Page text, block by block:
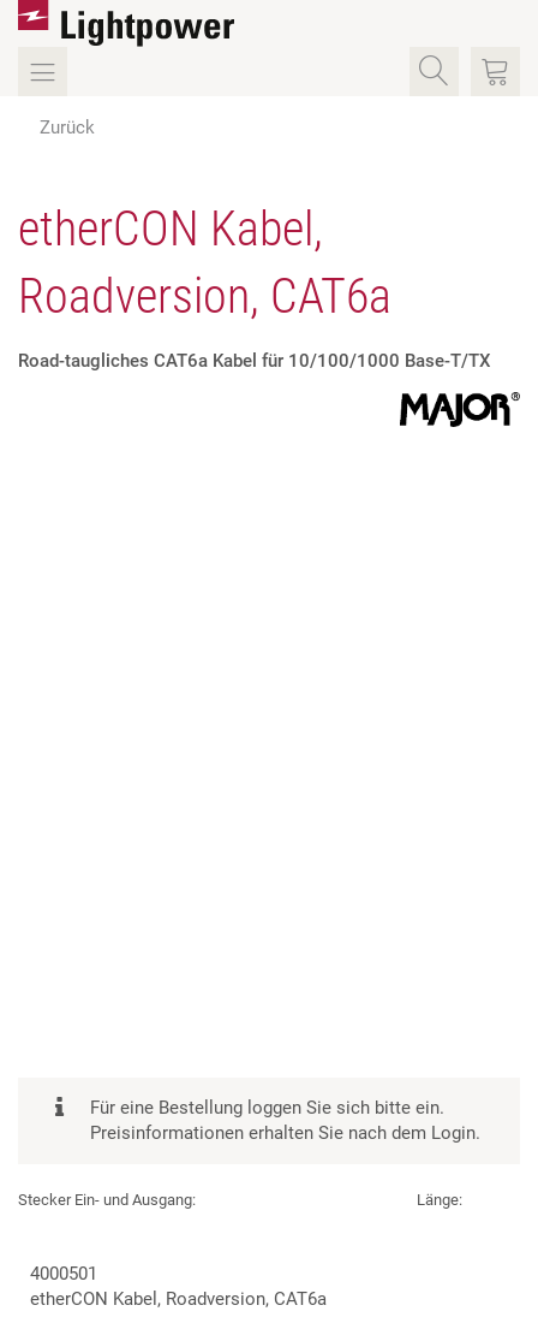
Zurück
etherCON Kabel,
Roadversion, CAT6a
Road-taugliches CAT6a Kabel für 10/100/1000 Base-T/TX
Für eine Bestellung loggen Sie sich bitte ein.
Preisinformationen erhalten Sie nach dem Login.
Stecker Ein- und Ausgang: Länge:
4000501
etherCON Kabel, Roadversion, CAT6a